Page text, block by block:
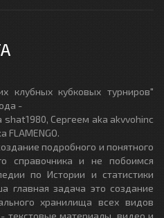
клубных кубковых турниров"
-
Сергеем aka akvvohinc
подробного и понятного
справочника и не побоимся
по Истории и статистики
главная задача это создание
хранилища всех видов
текстовые материалы, видео и